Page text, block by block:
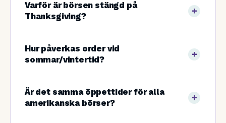
Varför är börsen stängd på
Thanksgiving?
Hur påverkas order vid
sommar/vintertid?
Är det samma öppettider för alla
amerikanska börser?